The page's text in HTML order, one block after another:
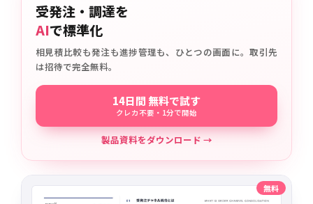
受発注・調達を
AIで標準化
相見積比較も発注も進捗管理も、ひとつの画面に。取引先
は招待で完全無料。
14日間 無料で試す
クレカ不要・1分で開始
製品資料をダウンロード →
無料